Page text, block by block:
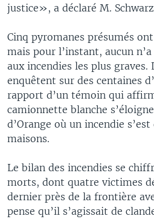
justice», a déclaré M.
Cinq pyromanes présumés
mais pour l’instant, aucun
aux incendies les plus graves.
enquêtent sur des centaines
rapport d’un témoin qui
camionnette blanche
d’Orange où un incendie
maisons.
Le bilan des incendies se
morts, dont quatre victimes
dernier près de la frontière
pense qu’il s’agissait de